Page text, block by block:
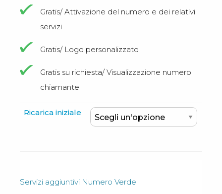
Gratis/ Attivazione del numero e dei relativi
servizi
Gratis/ Logo personalizzato
Gratis su richiesta/ Visualizzazione numero
chiamante
Ricarica iniziale
Servizi aggiuntivi Numero Verde